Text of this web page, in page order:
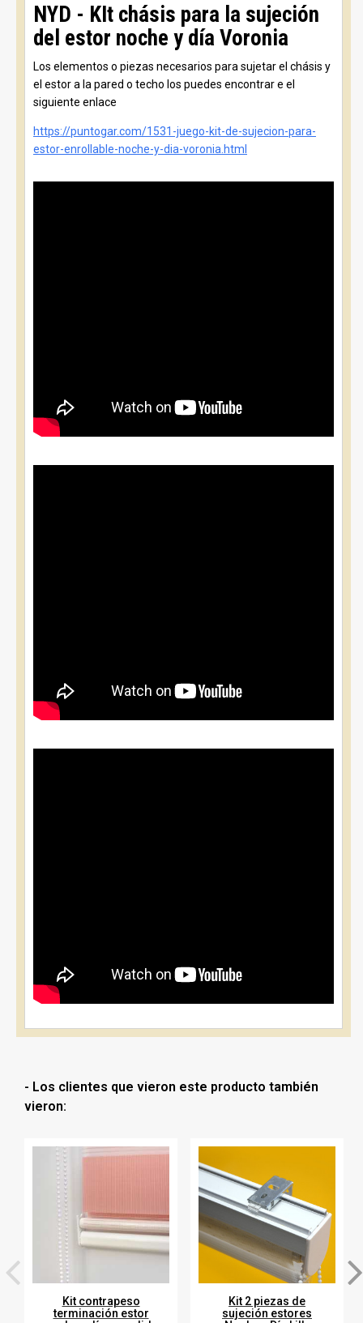
NYD - KIt chásis para la sujeción
del estor noche y día Voronia
Los elementos o piezas necesarios para sujetar el chásis y
el estor a la pared o techo los puedes encontrar e el
siguiente enlace
https://puntogar.com/1531-juego-kit-de-sujecion-para-
estor-enrollable-noche-y-dia-voronia.html
- Los clientes que vieron este producto también
vieron:
Kit contrapeso
terminación estor
Kit 2 piezas de
sujeción estores